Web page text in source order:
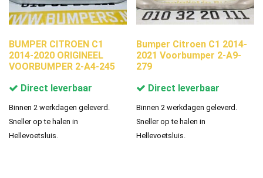
BUMPER CITROEN C1
2014-2020 ORIGINEEL
VOORBUMPER 2-A4-245
Direct leverbaar
Binnen 2 werkdagen geleverd.
Sneller op te halen in
Hellevoetsluis.
Bumper Citroen C1 2014-
2021 Voorbumper 2-A9-
279
Direct leverbaar
Binnen 2 werkdagen geleverd.
Sneller op te halen in
Hellevoetsluis.